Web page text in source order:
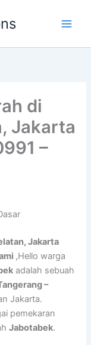
di
Jakarta
–
Jakarta
,Hello warga
adalah sebuah
–
Jakarta.
pemekaran
Jabotabek.